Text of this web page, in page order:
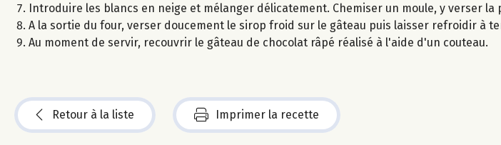
Introduire les blancs en neige et mélanger délicatement. Chemiser un moule, y verser
A la sortie du four, verser doucement le sirop froid sur le gâteau puis laisser refroidir à
Au moment de servir, recouvrir le gâteau de chocolat râpé réalisé à l'aide d'un couteau.
Retour à la liste Imprimer la recette